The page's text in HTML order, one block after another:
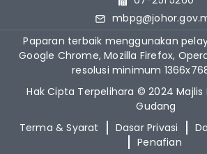
Paparan terbaik menggunakan
Google Chrome, Mozilla Firefox,
resolusi minimum
Hak Cipta Terpelihara © 2024 Majlis
Gudang
Terma & Syarat
Dasar Privasi
Penafian